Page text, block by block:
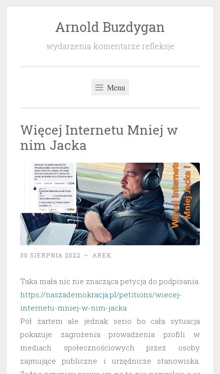
Arnold Buzdygan
wydarzenia komentarze refleksje
Menu
Więcej Internetu Mniej w
nim Jacka
30 SIERPNIA 2022 ~ AREK
Taka mała nic nie znacząca petycja do podpisania.
https://naszademokracja.pl/petitions/wiecej-
internetu-mniej-w-nim-jacka
Pół żartem ale jednak serio bo cała sytuacja
pokazuje zagrożenia prowadzenia profili w
mediach społecznościowych przez osoby
zajmujące publiczne i urzędnicze stanowiska.